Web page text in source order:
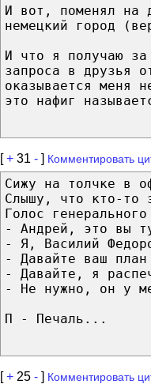
И вот, поменял на
немецкий город
И что я получаю за
запроса в друзья
оказывается меня
это нафиг
[+ 31 - ] Комментировать
Сижу на толчке в
Слышу, что кто-то
Голос
- Андрей, это вы
- Я, Василий
- Давайте ваш
- Давайте, я
- Не нужно, он у
П - Печаль...
[+ 25 - ] Комментировать